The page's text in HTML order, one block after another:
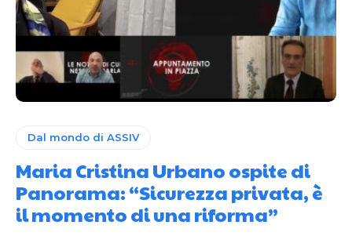
Dal mondo di ASSIV
Maria Cristina Urbano ospite di
Panorama: “Sicurezza privata, è
il momento di una riforma”